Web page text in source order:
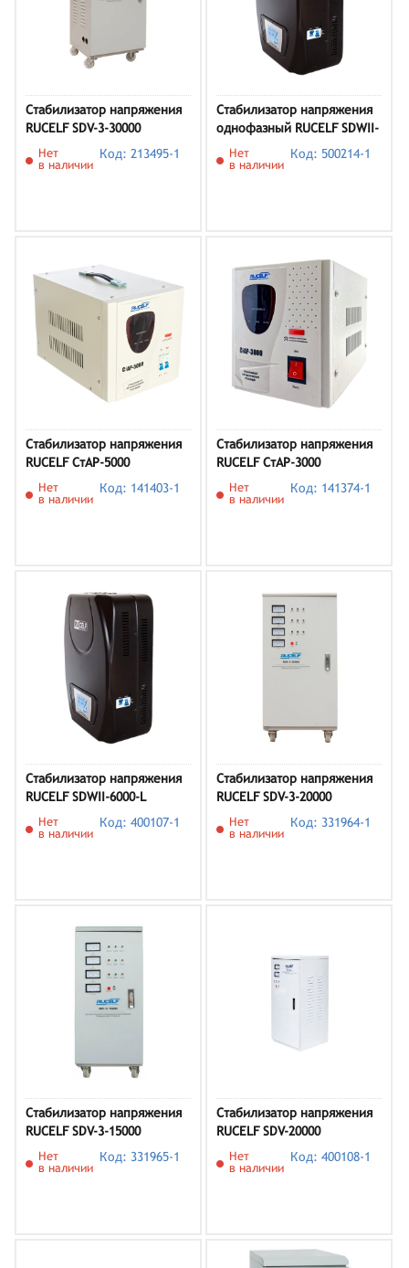
Стабилизатор напряжения
RUCELF SDV-3-30000
Нет
в наличии
Код: 213495-1
Стабилизатор напряжения
однофазный RUCELF SDWII-
9000L 8 кВт
Нет
в наличии
Код: 500214-1
Стабилизатор напряжения
RUCELF СтАР-5000
Нет
в наличии
Код: 141403-1
Стабилизатор напряжения
RUCELF СтАР-3000
Нет
в наличии
Код: 141374-1
Стабилизатор напряжения
RUCELF SDWII-6000-L
Нет
в наличии
Код: 400107-1
Стабилизатор напряжения
RUCELF SDV-3-20000
Нет
в наличии
Код: 331964-1
Стабилизатор напряжения
RUCELF SDV-3-15000
Нет
в наличии
Код: 331965-1
Стабилизатор напряжения
RUCELF SDV-20000
Нет
в наличии
Код: 400108-1